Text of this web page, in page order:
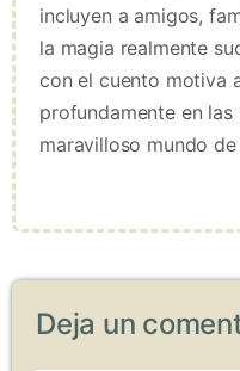
incluyen a amigos,
la magia realmente
con el cuento motiva
profundamente en
maravilloso mundo
Deja un